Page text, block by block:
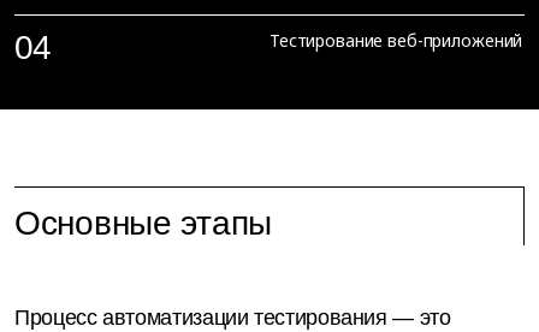
Проверка работоспособности системы в течение
длительного времени эксплуатации, в том числе с
04 Тестирование веб-приложений
Основные этапы
Процесс автоматизации тестирования — это